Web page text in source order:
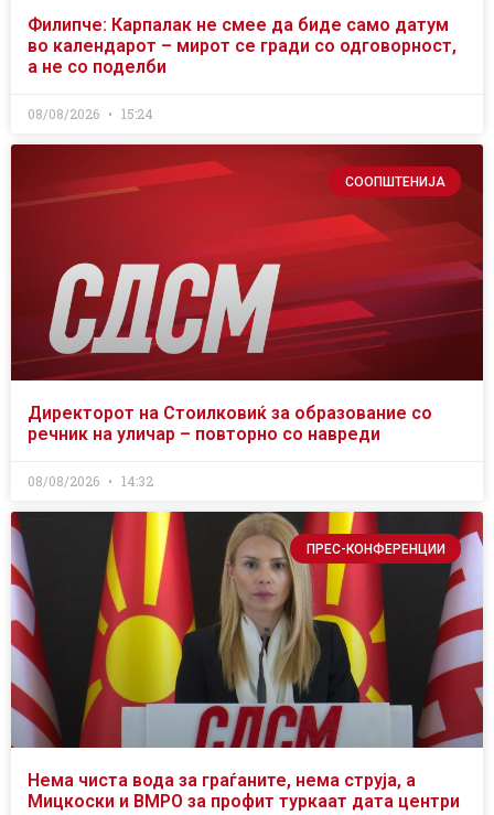
Филипче: Карпалак не смее да биде само датум
во календарот – мирот се гради со одговорност,
а не со поделби
08/08/2026 15:24
СООПШТЕНИЈА
Директорот на Стоилковиќ за образование со
речник на уличар – повторно со навреди
08/08/2026 14:32
ПРЕС-КОНФЕРЕНЦИИ
Нема чиста вода за граѓаните, нема струја, а
Мицкоски и ВМРО за профит туркаат дата центри